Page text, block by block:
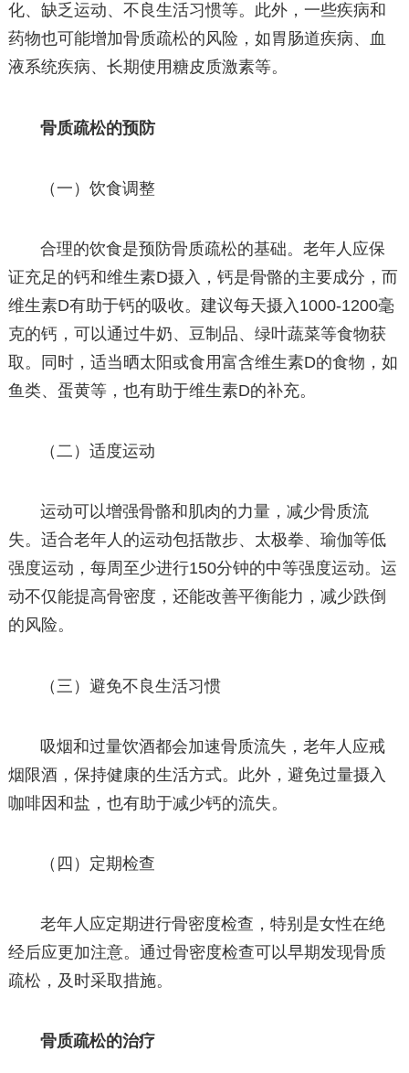
化、缺乏运动、不良生活习惯等。此外，一些疾病和
药物也可能增加骨质疏松的风险，如胃肠道疾病、血
液系统疾病、长期使用糖皮质激素等。
骨质疏松的预防
（一）饮食调整
合理的饮食是预防骨质疏松的基础。老年人应保
证充足的钙和维生素D摄入，钙是骨骼的主要成分，而
维生素D有助于钙的吸收。建议每天摄入1000-1200毫
克的钙，可以通过牛奶、豆制品、绿叶蔬菜等食物获
取。同时，适当晒太阳或食用富含维生素D的食物，如
鱼类、蛋黄等，也有助于维生素D的补充。
（二）适度运动
运动可以增强骨骼和肌肉的力量，减少骨质流
失。适合老年人的运动包括散步、太极拳、瑜伽等低
强度运动，每周至少进行150分钟的中等强度运动。运
动不仅能提高骨密度，还能改善平衡能力，减少跌倒
的风险。
（三）避免不良生活习惯
吸烟和过量饮酒都会加速骨质流失，老年人应戒
烟限酒，保持健康的生活方式。此外，避免过量摄入
咖啡因和盐，也有助于减少钙的流失。
（四）定期检查
老年人应定期进行骨密度检查，特别是女性在绝
经后应更加注意。通过骨密度检查可以早期发现骨质
疏松，及时采取措施。
骨质疏松的治疗